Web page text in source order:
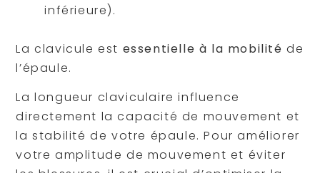
inférieure).
La clavicule est essentielle à la mobilité de
l’épaule.
La longueur claviculaire influence
directement la capacité de mouvement et
la stabilité de votre épaule. Pour améliorer
votre amplitude de mouvement et éviter